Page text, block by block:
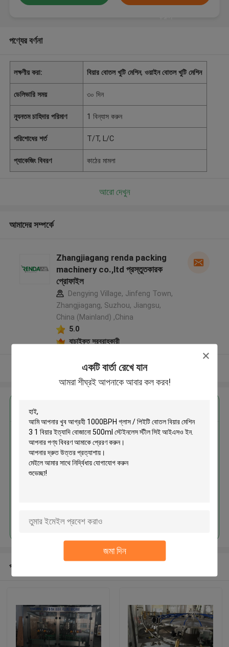
একটি বার্তা রেখে যান
আমরা শীঘ্রই আপনাকে আবার কল করব!
জমা দিন
পণ্যের বর্ণনা
লক্ষণীয় করা: বিয়ার বোতল খুটি মেশিন,ওয়াইন বোতল খুটি মেশিন
ডেলিভারি সময় ৩০ দিন
ন্যূনতম চাহিদার পরিমাণ 1 বিন্যাস করুন
পরিশোধের শর্ত T/T, L/C
প্যাকেজিং বিবরণ কাঠের মামলা
আরো দেখুন
আমাদের সম্পর্কে
Zhangjiagang renda packing
machinery co.,ltd প্রস্তুতকারক
প্রোফাইল
Dengying Village, Jinfeng Town,
Zhangjiagang, Suzhou, Jiangsu,
China (Mainland) ,China
5.0
যাচাইকৃত সরবরাহকারী
আরো দেখুন
1000BPH গ্লাস / পিইটি বোতল বিয়ার
মেশিন 3 1 বিয়ার ইত্যাদি বোজানো 500ml
স্টেইনলেস স্টীল সিই আইএসও ইন
প্রস্তাবিত পণ্য